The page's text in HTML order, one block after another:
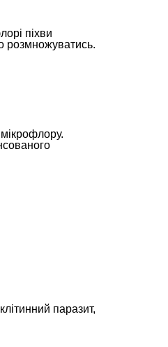
піхви
розмножуватись.
паразит,